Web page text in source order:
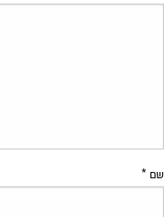
שם *